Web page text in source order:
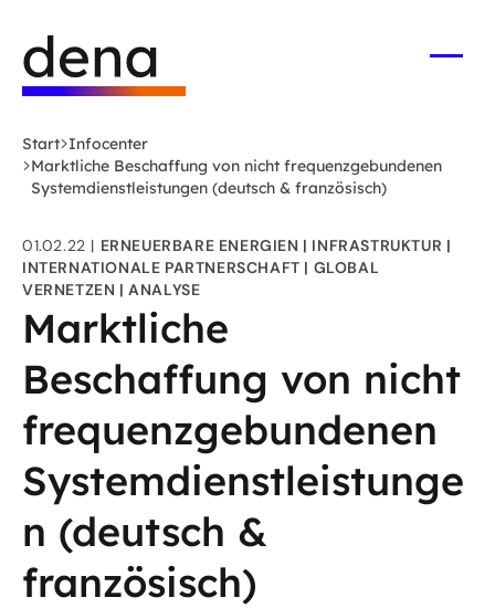
Hauptinhalt
springen
Deutsche
Energie-
Agentur
-
zur
Start Infocenter
Marktliche Beschaffung von nicht frequenzgebundenen
Systemdienstleistungen (deutsch & französisch)
01.02.22 ERNEUERBARE ENERGIEN
INFRASTRUKTUR
INTERNATIONALE PARTNERSCHAFT
GLOBAL
VERNETZEN
ANALYSE
Marktliche
Beschaffung von nicht
frequenzgebundenen
Systemdienstleistunge
n (deutsch &
französisch)